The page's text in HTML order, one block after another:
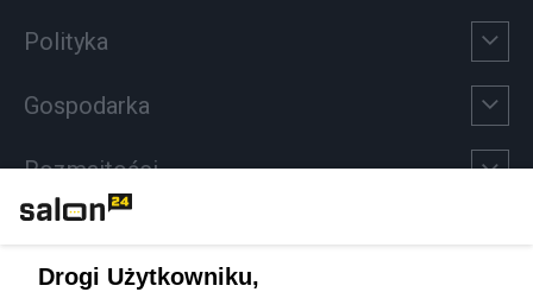
Polityka
Gospodarka
Rozmaitości
Drogi Użytkowniku,